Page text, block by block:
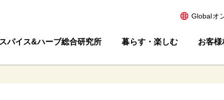
Globalオ
スパイス&ハーブ総合研究所 暮らす・楽しむ お客